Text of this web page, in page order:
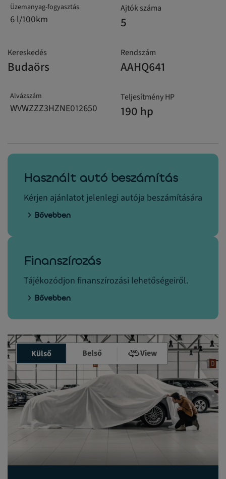
Üzemanyag-fogyasztás
6 l/100km
Ajtók száma
5
Kereskedés
Budaörs
Rendszám
AAHQ641
Alvázszám
WVWZZZ3HZNE012650
Teljesítmény HP
190 hp
Használt autó beszámítás
Kérjen ajánlatot jelenlegi autója beszámítására
Bővebben
Finanszírozás
Tájékozódjon finanszírozási lehetőségeiről.
Bővebben
Külső Belső View